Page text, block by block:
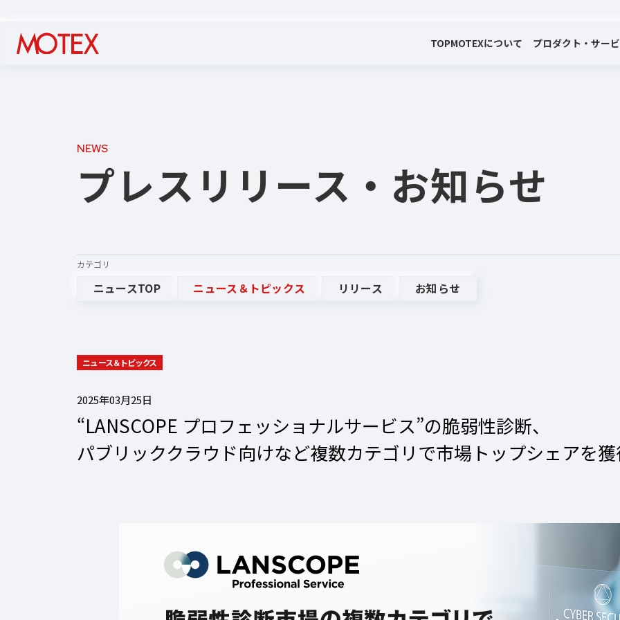
TOPMOTEXについて プロダクト・サー
NEWS
プレスリリース ・お知らせ
カテゴリ
ニュースTOP ニュース＆トピックス リリース お知らせ
ニュース＆トピックス
2025年03月25日
“LANSCOPE プロフェッショナルサービス”の脆弱性診断、
パブリッククラウド向けなど複数カテゴリで市場トップシェアを